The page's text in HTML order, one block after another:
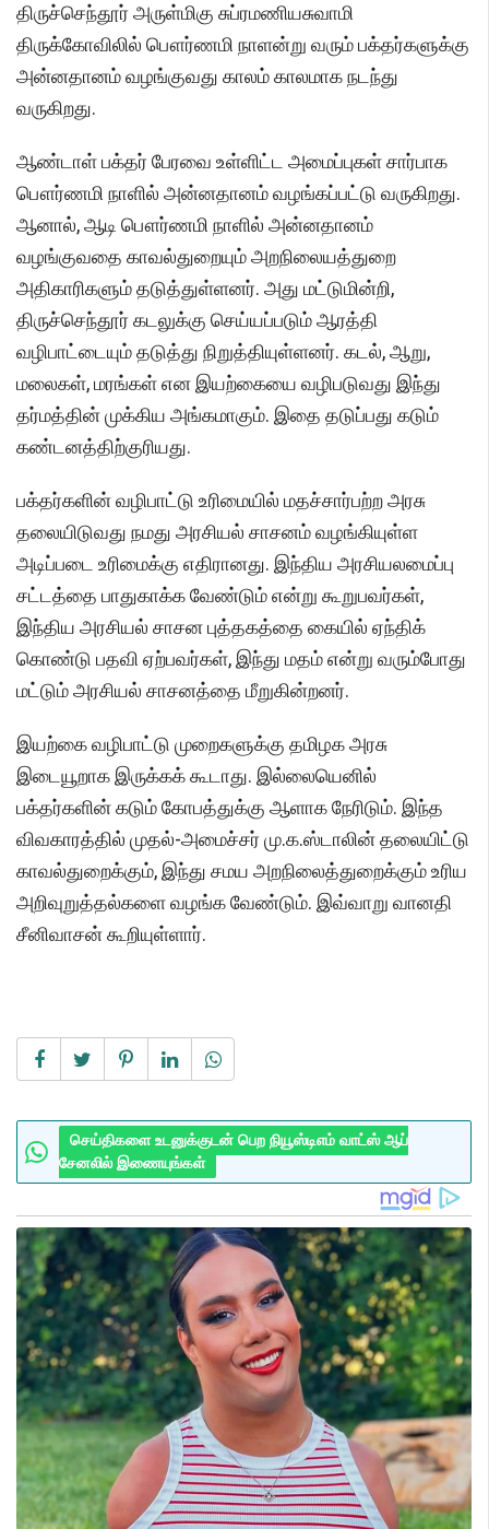
திருச்செந்தூர் அருள்மிகு சுப்ரமணியசுவாமி
திருக்கோவிலில் பௌர்ணமி நாளன்று வரும் பக்தர்களுக்கு
அன்னதானம் வழங்குவது காலம் காலமாக நடந்து
வருகிறது.
ஆண்டாள் பக்தர் பேரவை உள்ளிட்ட அமைப்புகள் சார்பாக
பௌர்ணமி நாளில் அன்னதானம் வழங்கப்பட்டு வருகிறது.
ஆனால், ஆடி பௌர்ணமி நாளில் அன்னதானம்
வழங்குவதை காவல்துறையும் அறநிலையத்துறை
அதிகாரிகளும் தடுத்துள்ளனர். அது மட்டுமின்றி,
திருச்செந்தூர் கடலுக்கு செய்யப்படும் ஆரத்தி
வழிபாட்டையும் தடுத்து நிறுத்தியுள்ளனர். கடல், ஆறு,
மலைகள், மரங்கள் என இயற்கையை வழிபடுவது இந்து
தர்மத்தின் முக்கிய அங்கமாகும். இதை தடுப்பது கடும்
கண்டனத்திற்குரியது.
பக்தர்களின் வழிபாட்டு உரிமையில் மதச்சார்பற்ற அரசு
தலையிடுவது நமது அரசியல் சாசனம் வழங்கியுள்ள
அடிப்படை உரிமைக்கு எதிரானது. இந்திய அரசியலமைப்பு
சட்டத்தை பாதுகாக்க வேண்டும் என்று கூறுபவர்கள்,
இந்திய அரசியல் சாசன புத்தகத்தை கையில் ஏந்திக்
கொண்டு பதவி ஏற்பவர்கள், இந்து மதம் என்று வரும்போது
மட்டும் அரசியல் சாசனத்தை மீறுகின்றனர்.
இயற்கை வழிபாட்டு முறைகளுக்கு தமிழக அரசு
இடையூறாக இருக்கக் கூடாது. இல்லையெனில்
பக்தர்களின் கடும் கோபத்துக்கு ஆளாக நேரிடும். இந்த
விவகாரத்தில் முதல்-அமைச்சர் மு.க.ஸ்டாலின் தலையிட்டு
காவல்துறைக்கும், இந்து சமய அறநிலைத்துறைக்கும் உரிய
அறிவுறுத்தல்களை வழங்க வேண்டும். இவ்வாறு வானதி
சீனிவாசன் கூறியுள்ளார்.
செய்திகளை உடனுக்குடன் பெற நியூஸ்டிஎம் வாட்ஸ் ஆப்
சேனலில் இணையுங்கள்